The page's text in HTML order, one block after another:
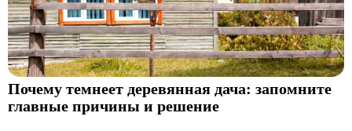
Почему темнеет деревянная дача: запомните
главные причины и решение